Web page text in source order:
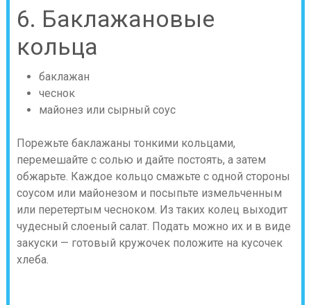
6. Баклажановые
кольца
баклажан
чеснок
майонез или сырный соус
Порежьте баклажаны тонкими кольцами,
перемешайте с солью и дайте постоять, а затем
обжарьте. Каждое кольцо смажьте с одной стороны
соусом или майонезом и посыпьте измельченным
или перетертым чесноком. Из таких колец выходит
чудесный слоеный салат. Подать можно их и в виде
закуски — готовый кружочек положите на кусочек
хлеба.